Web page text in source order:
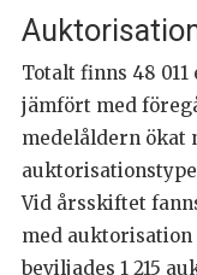
Totalt finns 48
jämfört med
medelåldern ökat
Vid årsskiftet
med
beviljades 1 215